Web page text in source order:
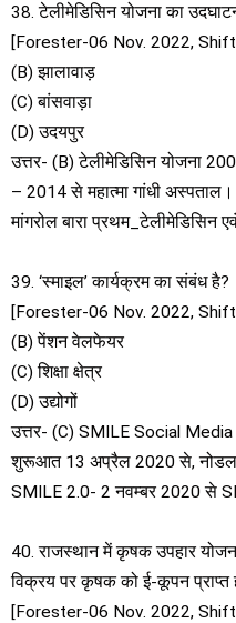
38. टेलीमेडिसिन योजना का
[Forester-06 Nov. 2022,
(B) झालावाड़
(C) बांसवाड़ा
(D) उदयपुर
उत्तर- (B) टेलीमेडिसिन योजना
– 2014 से महात्मा गांधी
मांगरोल बारा प्रथम_टेलीमेडिसिन
39. ‘स्माइल’ कार्यक्रम का संबंध है?
[Forester-06 Nov. 2022, Shift-
(B) पेंशन वेलफेयर
(C) शिक्षा क्षेत्र
(D) उद्योगों
उत्तर- (C) SMILE Social
शुरूआत 13 अप्रैल 2020 से, नोडल
SMILE 2.0- 2 नवम्बर 2020 से
40. राजस्थान में कृषक उपहार
विक्रय पर कृषक को ई-कूपन प्राप्त
[Forester-06 Nov. 2022,